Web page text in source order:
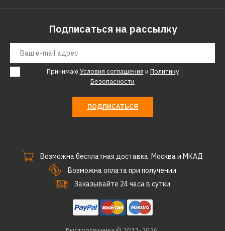
Подписаться на рассылку
Принимаю Условия соглашения и Политику
Безопасности
ПОДПИСАТЬСЯ
Возможна бесплатная доставка. Москва и МКАД
Возможна оплата при получении
Заказывайте 24 часа в сутки